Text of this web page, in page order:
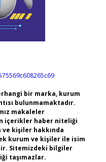
bir marka, kurum
bulunmamaktadır.
makaleler
içerikler haber niteliği
kişiler hakkında
kurum ve kişiler ile isim
Sitemizdeki bilgiler
taşımazlar.